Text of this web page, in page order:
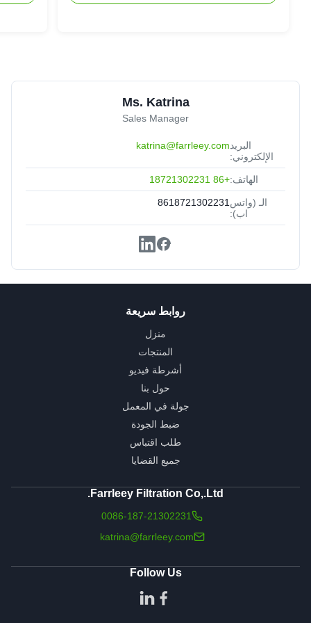
Ms. Katrina
Sales Manager
البريد
الإلكتروني:
katrina@farrleey.com
الهاتف:+86 18721302231
الـ (واتس
اب):
8618721302231
روابط سريعة
منزل
المنتجات
أشرطة فيديو
حول بنا
جولة في المعمل
ضبط الجودة
طلب اقتباس
جميع القضايا
Farrleey Filtration Co,.Ltd.
0086-187-21302231
katrina@farrleey.com
Follow Us